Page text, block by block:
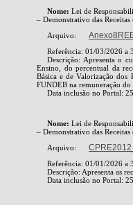
Nome: Lei de
– Demonstrativo das
Arquivo:
Referência: 01/03/2026 a
Descrição: Apresenta o
Ensino, do percentual da
Básica e de Valorização
FUNDEB na remuneração do
Data inclusão no Portal:
Nome: Lei de
– Demonstrativo das Receitas
Arquivo:
Referência: 01/01/2026 a
Descrição: Apresenta as
Data inclusão no Portal: